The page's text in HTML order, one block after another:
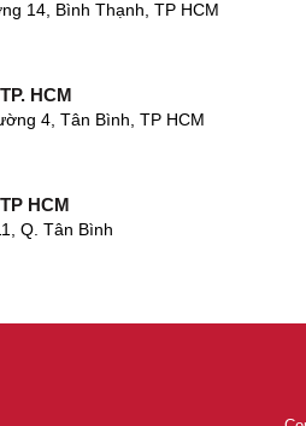
14, Bình Thạnh, TP HCM
HCM
4, Tân Bình, TP HCM
HCM
Q. Tân Bình